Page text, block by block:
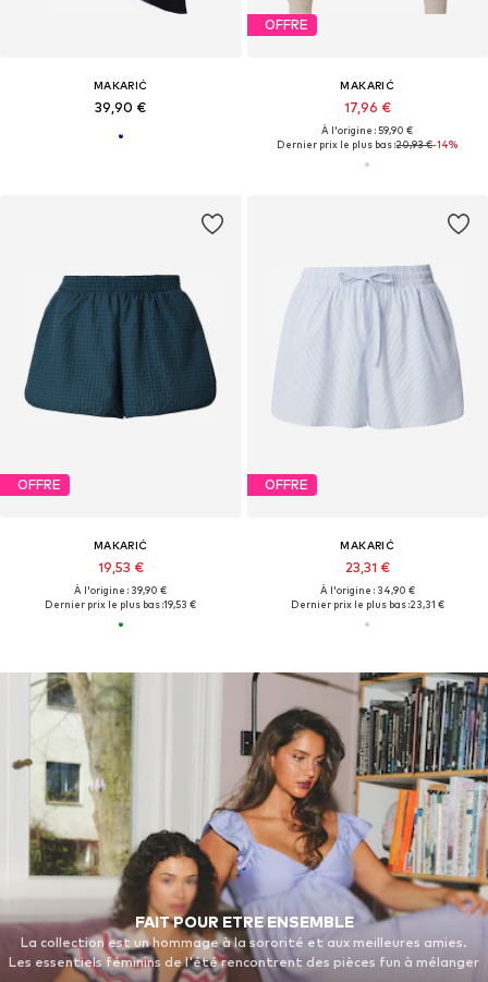
MAKARIĆ
39,90 €
OFFRE
MAKARIĆ
17,96 €
À l'origine : 59,90 €
Dernier prix le plus bas :20,93 €-14%
OFFRE
MAKARIĆ
19,53 €
À l'origine : 39,90 €
Dernier prix le plus bas :19,53 €
OFFRE
MAKARIĆ
23,31 €
À l'origine : 34,90 €
Dernier prix le plus bas :23,31 €
FAIT POUR ETRE ENSEMBLE
La collection est un hommage à la sororité et aux meilleures amies.
Les essentiels féminins de l'été rencontrent des pièces fun à mélanger